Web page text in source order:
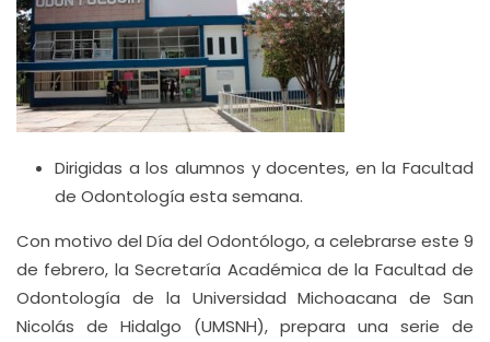
Dirigidas a los alumnos y docentes, en la Facultad
de Odontología esta semana.
Con motivo del Día del Odontólogo, a celebrarse este 9
de febrero, la Secretaría Académica de la Facultad de
Odontología de la Universidad Michoacana de San
Nicolás de Hidalgo (UMSNH), prepara una serie de